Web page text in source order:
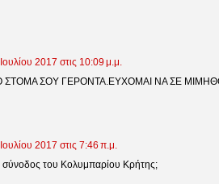
2017 στις 10:09 μ.μ.
ΣΤΟΜΑ ΣΟΥ ΓΕΡΟΝΤΑ.ΕΥΧΟΜΑΙ ΝΑ ΣΕ
2017 στις 7:46 π.μ.
η σύνοδος του Κολυμπαρίου Κρήτης;